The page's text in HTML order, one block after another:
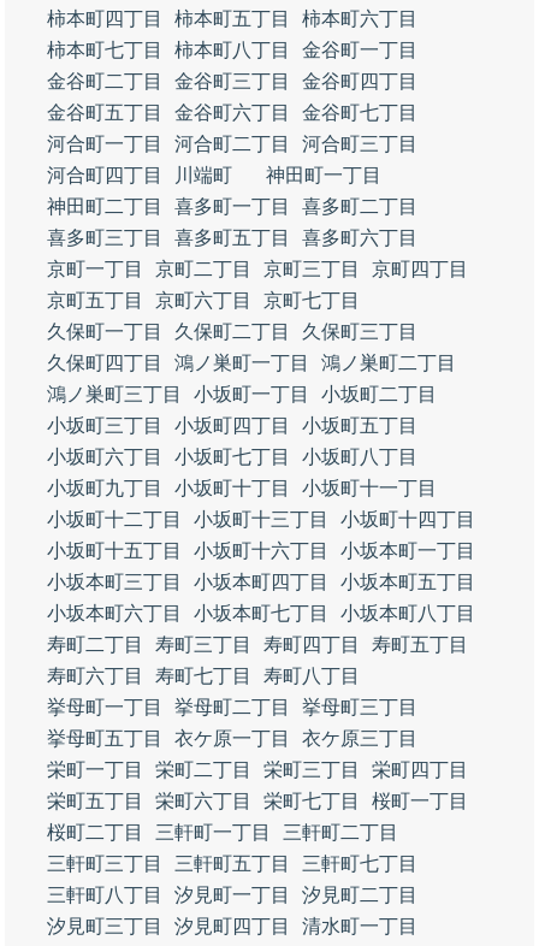
柿本町四丁目
柿本町五丁目
柿本町六丁目
柿本町七丁目
柿本町八丁目
金谷町一丁目
金谷町二丁目
金谷町三丁目
金谷町四丁目
金谷町五丁目
金谷町六丁目
金谷町七丁目
河合町一丁目
河合町二丁目
河合町三丁目
河合町四丁目
川端町
神田町一丁目
神田町二丁目
喜多町一丁目
喜多町二丁目
喜多町三丁目
喜多町五丁目
喜多町六丁目
京町一丁目
京町二丁目 京町三丁目
京町四丁目
京町五丁目
京町六丁目
京町七丁目
久保町一丁目
久保町二丁目
久保町三丁目
久保町四丁目
鴻ノ巣町一丁目
鴻ノ巣町二丁目
鴻ノ巣町三丁目
小坂町一丁目
小坂町二丁目
小坂町三丁目
小坂町四丁目
小坂町五丁目
小坂町六丁目
小坂町七丁目
小坂町八丁目
小坂町九丁目
小坂町十丁目
小坂町十一丁目
小坂町十二丁目
小坂町十三丁目
小坂町十四丁目
小坂町十五丁目
小坂町十六丁目
小坂本町一丁目
小坂本町三丁目
小坂本町四丁目
小坂本町五丁目
小坂本町六丁目
小坂本町七丁目
小坂本町八丁目
寿町二丁目
寿町三丁目 寿町四丁目
寿町五丁目
寿町六丁目
寿町七丁目
寿町八丁目
挙母町一丁目
挙母町二丁目
挙母町三丁目
挙母町五丁目
衣ケ原一丁目
衣ケ原三丁目
栄町一丁目
栄町二丁目 栄町三丁目
栄町四丁目
栄町五丁目
栄町六丁目 栄町七丁目
桜町一丁目
桜町二丁目
三軒町一丁目
三軒町二丁目
三軒町三丁目
三軒町五丁目
三軒町七丁目
三軒町八丁目
汐見町一丁目
汐見町二丁目
汐見町三丁目
汐見町四丁目
清水町一丁目